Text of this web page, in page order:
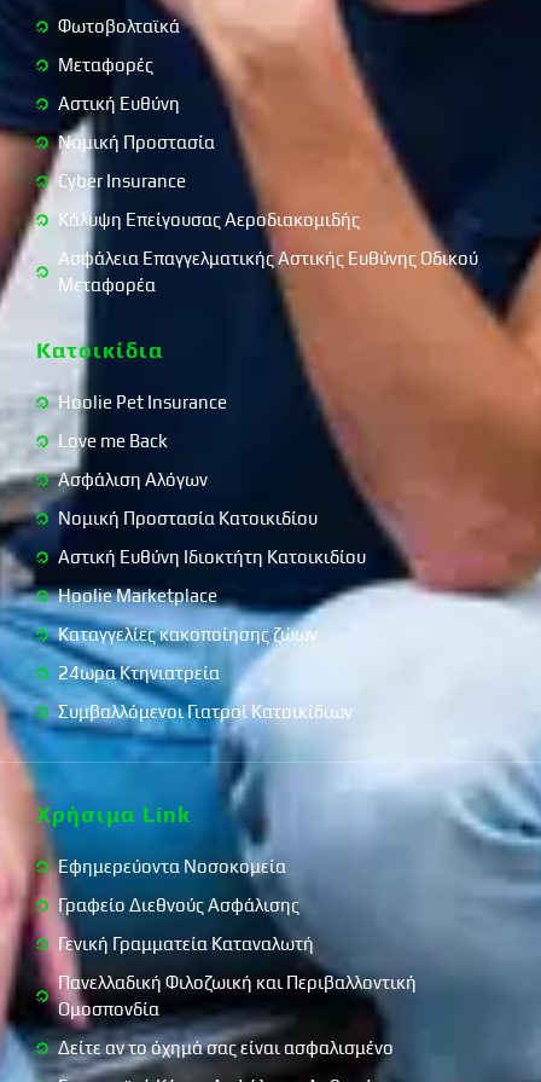
Φωτοβολταϊκά
Μεταφορές
Αστική Ευθύνη
Νομική Προστασία
Cyber Insurance
Κάλυψη Επείγουσας Αεροδιακομιδής
Ασφάλεια Επαγγελματικής Αστικής Ευθύνης Οδικού
Μεταφορέα
Κατοικίδια
Hoolie Pet Insurance
Love me Back
Ασφάλιση Αλόγων
Νομική Προστασία Κατοικιδίου
Αστική Ευθύνη Ιδιοκτήτη Κατοικιδίου
Hoolie Marketplace
Καταγγελίες κακοποίησης ζώων
24ωρα Κτηνιατρεία
Συμβαλλόμενοι Γιατροί Κατοικίδιων
Χρήσιμα Link
Εφημερεύοντα Νοσοκομεία
Γραφείο Διεθνούς Ασφάλισης
Γενική Γραμματεία Καταναλωτή
Πανελλαδική Φιλοζωική και Περιβαλλοντική
Ομοσπονδία
Δείτε αν το όχημά σας είναι ασφαλισμένο